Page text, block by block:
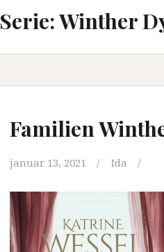
Serie:Winther
Familien
januar 13, 2021 Ida